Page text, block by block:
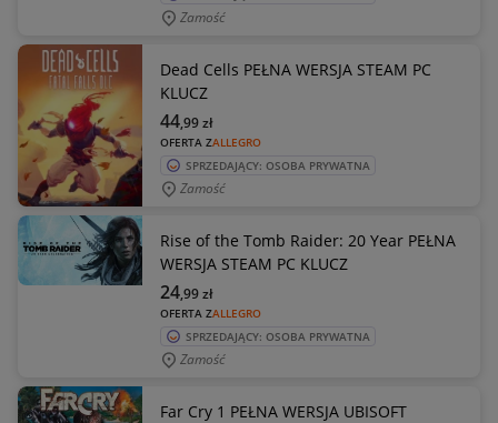
Zamość
Dead Cells PEŁNA WERSJA STEAM PC
KLUCZ
OFERTA ZALLEGRO
44,99zł
SPRZEDAJĄCY: OSOBA PRYWATNA
Zamość
Rise of the Tomb Raider: 20 Year PEŁNA
WERSJA STEAM PC KLUCZ
OFERTA ZALLEGRO
24,99zł
SPRZEDAJĄCY: OSOBA PRYWATNA
Zamość
Far Cry 1 PEŁNA WERSJA UBISOFT